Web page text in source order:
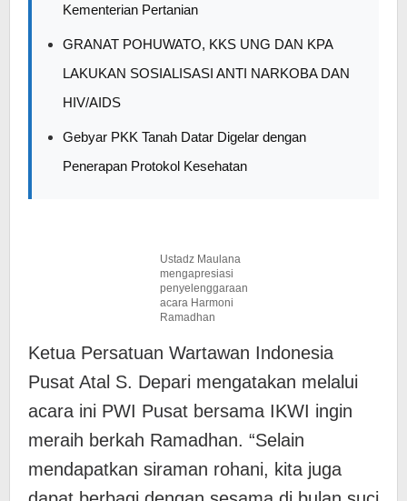
Kementerian Pertanian
GRANAT POHUWATO, KKS UNG DAN KPA
LAKUKAN SOSIALISASI ANTI NARKOBA DAN
HIV/AIDS
Gebyar PKK Tanah Datar Digelar dengan
Penerapan Protokol Kesehatan
Ustadz Maulana
mengapresiasi
penyelenggaraan
acara Harmoni
Ramadhan
Ketua Persatuan Wartawan Indonesia
Pusat Atal S. Depari mengatakan melalui
acara ini PWI Pusat bersama IKWI ingin
meraih berkah Ramadhan. “Selain
mendapatkan siraman rohani, kita juga